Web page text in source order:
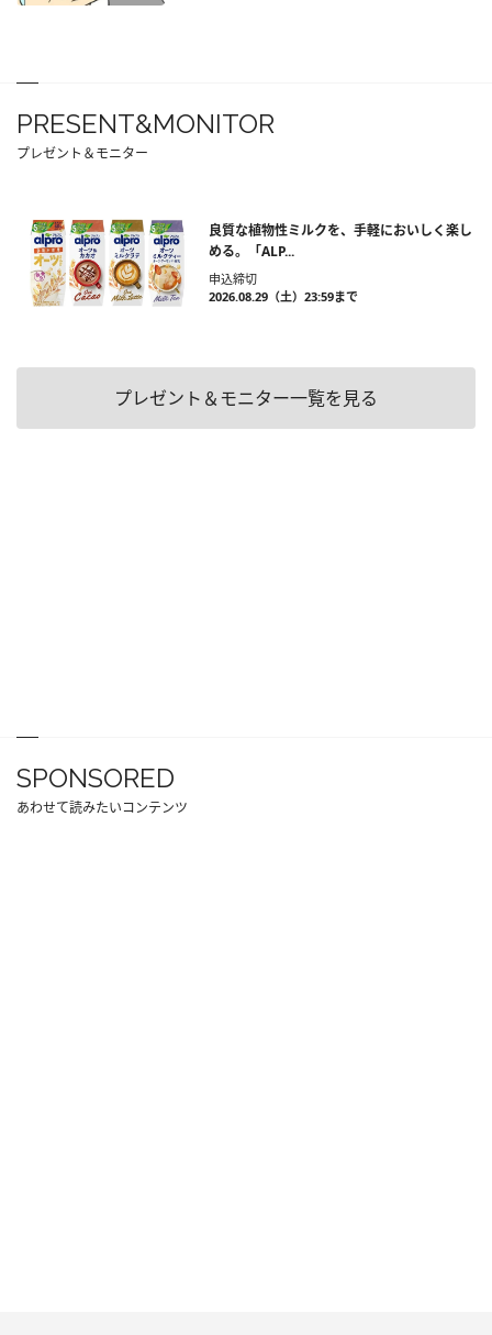
PRESENT&MONITOR
プレゼント＆モニター
良質な植物性ミルクを、手軽においしく楽し
める。「ALP...
申込締切
2026.08.29（土）23:59まで
プレゼント＆モニター一覧を見る
SPONSORED
あわせて読みたいコンテンツ